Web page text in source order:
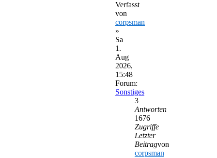
Verfasst
von
corpsman
»
Sa
1.
Aug
2026,
15:48
Forum:
Sonstiges
3
Antworten
1676
Zugriffe
Letzter
Beitragvon
corpsman